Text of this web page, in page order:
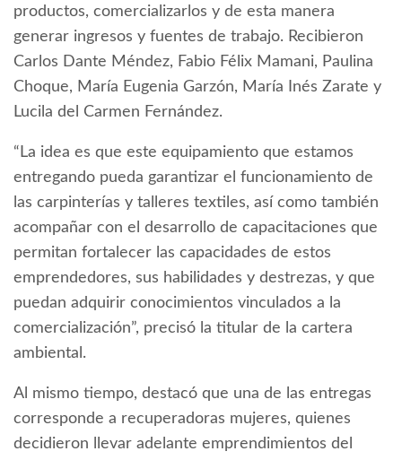
productos, comercializarlos y de esta manera
generar ingresos y fuentes de trabajo. Recibieron
Carlos Dante Méndez, Fabio Félix Mamani, Paulina
Choque, María Eugenia Garzón, María Inés Zarate y
Lucila del Carmen Fernández.
“La idea es que este equipamiento que estamos
entregando pueda garantizar el funcionamiento de
las carpinterías y talleres textiles, así como también
acompañar con el desarrollo de capacitaciones que
permitan fortalecer las capacidades de estos
emprendedores, sus habilidades y destrezas, y que
puedan adquirir conocimientos vinculados a la
comercialización”, precisó la titular de la cartera
ambiental.
Al mismo tiempo, destacó que una de las entregas
corresponde a recuperadoras mujeres, quienes
decidieron llevar adelante emprendimientos del